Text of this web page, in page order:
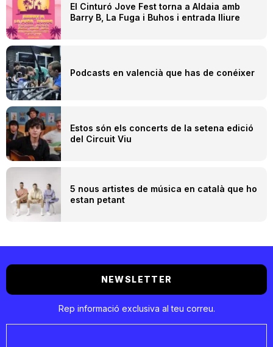
El Cinturó Jove Fest torna a Aldaia amb
Barry B, La Fuga i Buhos i entrada lliure
Podcasts en valencià que has de conéixer
Estos són els concerts de la setena edició
del Circuit Viu
5 nous artistes de música en català que ho
estan petant
NEWSLETTER
Rep informació exclusiva al teu correu.